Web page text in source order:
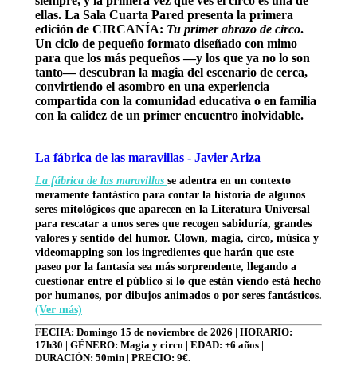
ellas. La Sala Cuarta Pared presenta la primera
edición de CIRCANÍA: Tu primer abrazo de circo.
Un ciclo de pequeño formato diseñado con mimo
para que los más pequeños —y los que ya no lo son
tanto— descubran la magia del escenario de cerca,
convirtiendo el asombro en una experiencia
compartida con la comunidad educativa o en familia
con la calidez de un primer encuentro inolvidable.
La fábrica de las maravillas - Javier Ariza
La fábrica de las maravillas se adentra en un contexto
meramente fantástico para contar la historia de algunos
seres mitológicos que aparecen en la Literatura Universal
para rescatar a unos seres que recogen sabiduría, grandes
valores y sentido del humor. Clown, magia, circo, música y
videomapping son los ingredientes que harán que este
paseo por la fantasía sea más sorprendente, llegando a
cuestionar entre el público si lo que están viendo está hecho
por humanos, por dibujos animados o por seres fantásticos.
(Ver más)
FECHA: Domingo 15 de noviembre de 2026 | HORARIO:
17h30 | GÉNERO: Magia y circo | EDAD: +6 años |
DURACIÓN: 50min | PRECIO: 9€.